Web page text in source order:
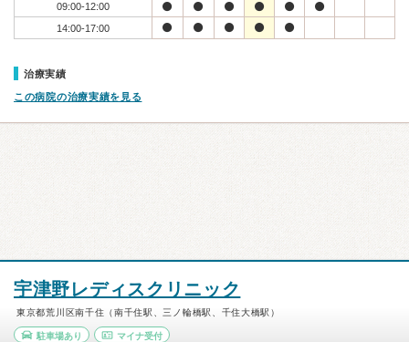
09:00-12:00
14:00-17:00
治療実績
この病院の治療実績を見る
宇津野レディスクリニック
東京都荒川区南千住（南千住駅、三ノ輪橋駅、千住大橋駅）
駐車場あり マイナ受付